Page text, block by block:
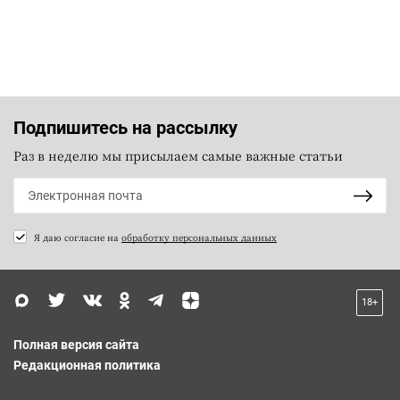
Подпишитесь на рассылку
Раз в неделю мы присылаем самые важные статьи
Я даю согласие на обработку персональных данных
18+
Полная версия сайта
Редакционная политика